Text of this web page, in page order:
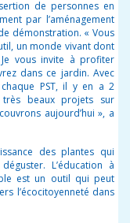
de personnes en
par l’aménagement
démonstration. « Vous
un monde vivant dont
vous invite à profiter
dans ce jardin. Avec
PST, il y en a 2
beaux projets sur
aujourd’hui », a
des plantes qui
L’éducation à
est un outil qui peut
l’écocitoyenneté dans